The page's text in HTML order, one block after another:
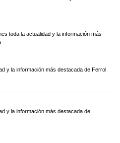
toda la actualidad y la información más
y la información más destacada de Ferrol
y la información más destacada de